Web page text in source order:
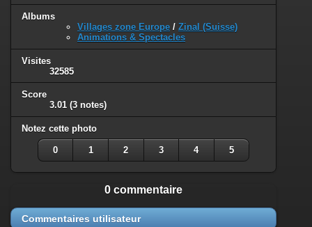
Albums
Villages zone Europe / Zinal (Suisse)
Animations & Spectacles
Visites
32585
Score
3.01 (3 notes)
Notez cette photo
0 1 2 3 4 5
0 commentaire
Commentaires utilisateur